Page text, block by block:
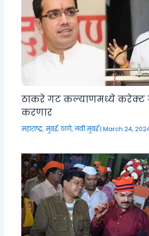
ठाकरे गट कल्याणमध्ये करेक्ट
करणार
महाराष्ट्र,मुंबई, ठाणे, नवी मुंबई|March 24,